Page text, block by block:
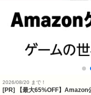
2026/08/20 まで！
[PR] 【最大65%OFF】